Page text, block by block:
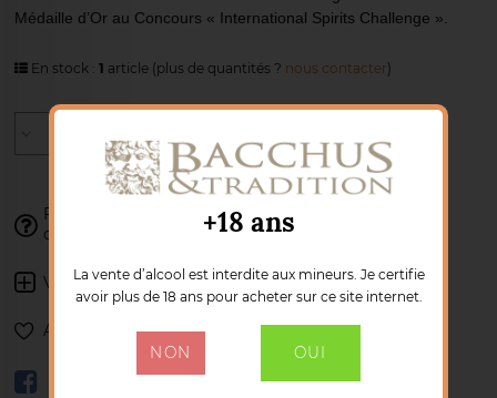
Médaille d’Or au Concours « International Spirits Challenge ».
En stock : 1 article(plus de quantités ? nous contacter)
Franck se tient à votre disposition pour
commande :
02 77 85 41 34
Voir les autres produits :BELLEVOYE
Ajouter à ma liste de souhaits
+18 ans
La vente d’alcool est interdite aux mineurs. Je certifie
avoir plus de 18 ans pour acheter sur ce site internet.
NON OUI